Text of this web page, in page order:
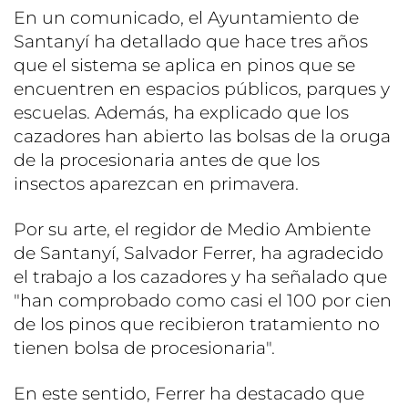
En un comunicado, el Ayuntamiento de
Santanyí ha detallado que hace tres años
que el sistema se aplica en pinos que se
encuentren en espacios públicos, parques y
escuelas. Además, ha explicado que los
cazadores han abierto las bolsas de la oruga
de la procesionaria antes de que los
insectos aparezcan en primavera.
Por su arte, el regidor de Medio Ambiente
de Santanyí, Salvador Ferrer, ha agradecido
el trabajo a los cazadores y ha señalado que
"han comprobado como casi el 100 por cien
de los pinos que recibieron tratamiento no
tienen bolsa de procesionaria".
En este sentido, Ferrer ha destacado que